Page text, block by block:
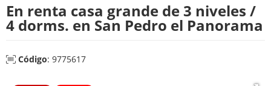
En renta casa grande de 3 niveles /
4 dorms. en San Pedro el Panorama
Código: 9775617